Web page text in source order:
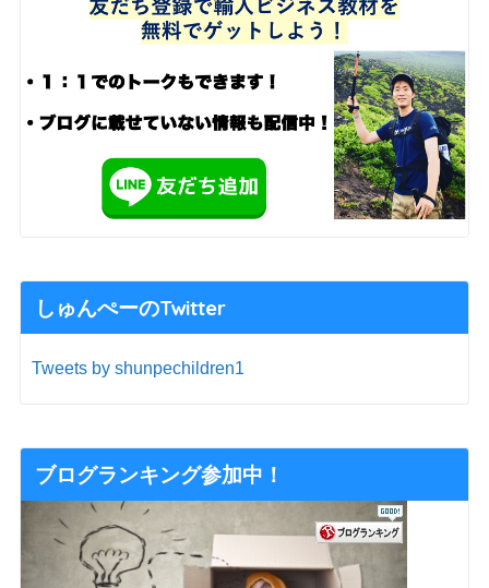
しゅんぺーのTwitter
Tweets by shunpechildren1
ブログランキング参加中！